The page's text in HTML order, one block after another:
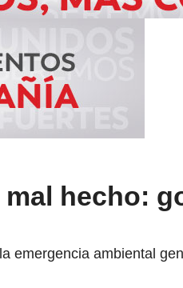
hecho:
emergencia ambiental